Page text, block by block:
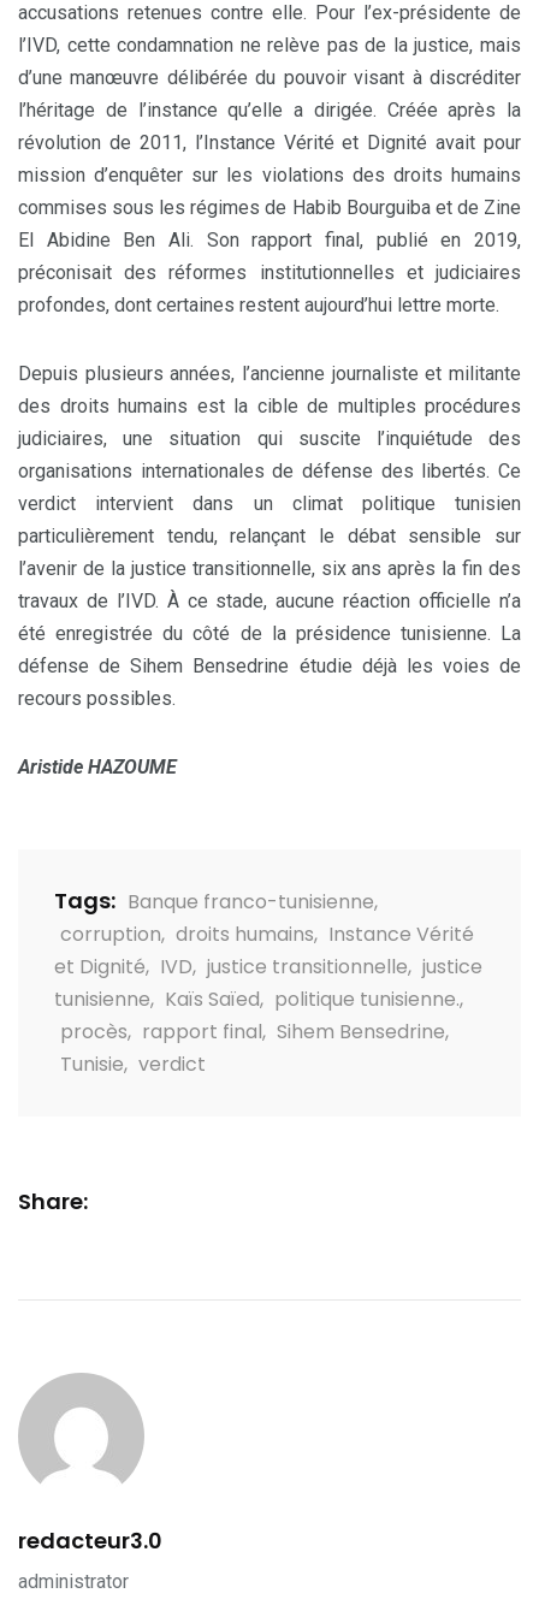
accusations retenues contre elle. Pour l’ex-présidente de
l’IVD, cette condamnation ne relève pas de la justice, mais
d’une manœuvre délibérée du pouvoir visant à discréditer
l’héritage de l’instance qu’elle a dirigée. Créée après la
révolution de 2011, l’Instance Vérité et Dignité avait pour
mission d’enquêter sur les violations des droits humains
commises sous les régimes de Habib Bourguiba et de Zine
El Abidine Ben Ali. Son rapport final, publié en 2019,
préconisait des réformes institutionnelles et judiciaires
profondes, dont certaines restent aujourd’hui lettre morte.
Depuis plusieurs années, l’ancienne journaliste et militante
des droits humains est la cible de multiples procédures
judiciaires, une situation qui suscite l’inquiétude des
organisations internationales de défense des libertés. Ce
verdict intervient dans un climat politique tunisien
particulièrement tendu, relançant le débat sensible sur
l’avenir de la justice transitionnelle, six ans après la fin des
travaux de l’IVD. À ce stade, aucune réaction officielle n’a
été enregistrée du côté de la présidence tunisienne. La
défense de Sihem Bensedrine étudie déjà les voies de
recours possibles.
Aristide HAZOUME
Tags: Banque franco-tunisienne,
corruption, droits humains, Instance Vérité
et Dignité, IVD, justice transitionnelle, justice
tunisienne, Kaïs Saïed, politique tunisienne.,
procès, rapport final, Sihem Bensedrine,
Tunisie, verdict
Share:
redacteur3.0
administrator